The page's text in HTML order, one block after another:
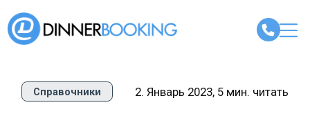
Справочники 2. Январь 2023, 5 мин. читать